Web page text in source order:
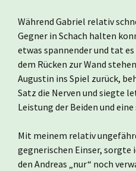
Während Gabriel relativ
Gegner in Schach halten
etwas spannender und tat
dem Rücken zur Wand
Augustin ins Spiel zurück,
Satz die Nerven und siegte
Leistung der Beiden und eine
Mit meinem relativ
gegnerischen Einser, sorgte
den Andreas „nur“ noch